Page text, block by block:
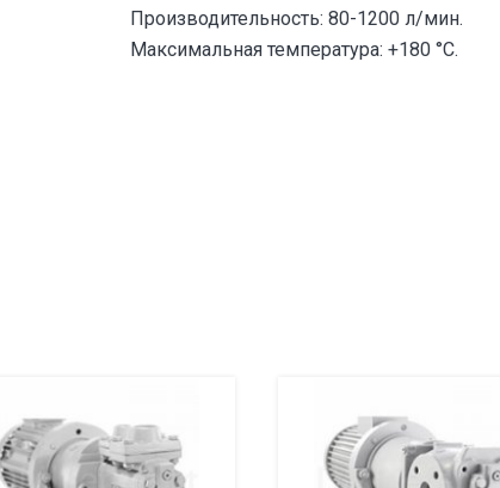
Производительность: 80-1200 л/мин.
Максимальная температура: +180 °С.